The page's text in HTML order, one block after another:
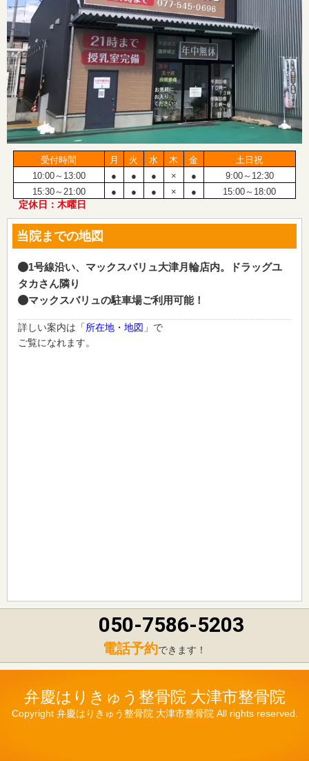
受付時間 月 火 水 木 金
土日祝
10:00～13:00
● ● ● × ●
9:00～12:30
15:30～21:00
● ● ● × ● 15:00～18:00
定休日：木曜日
当院までの地図
1号線沿い、マックスバリュ大津月輪店内。ドラッグユ
タカさん隣り
マックスバリュの駐車場ご利用可能！
詳しい案内は「所在地・地図 」で
ご覧になれます。
050-7586-5203
電話予約できます！
弁慶はりきゅう整骨院 大津市整骨院
Copyright 弁慶はりきゅう整骨院 大津市整骨院 All rights reserved.